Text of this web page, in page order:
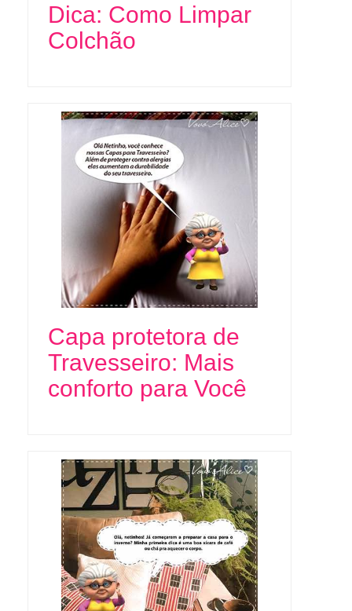
Dica: Como Limpar
Colchão
Capa protetora de
Travesseiro: Mais
conforto para Você